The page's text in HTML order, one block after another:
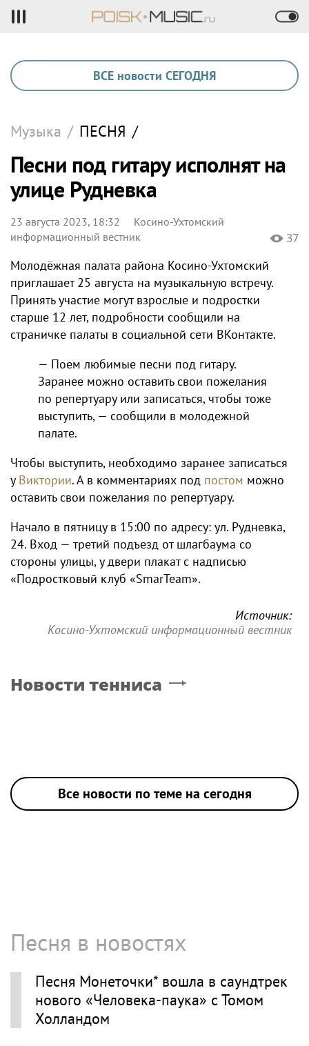
ВСЕ новости СЕГОДНЯ
Музыка / ПЕСНЯ /
Песни под гитару исполнят на
улице Рудневка
23 августа 2023, 18:32
Косино-Ухтомский
информационный вестник
37
Молодёжная палата района Косино-Ухтомский
приглашает 25 августа на музыкальную встречу.
Принять участие могут взрослые и подростки
старше 12 лет, подробности сообщили на
страничке палаты в социальной сети ВКонтакте.
— Поем любимые песни под гитару.
Заранее можно оставить свои пожелания
по репертуару или записаться, чтобы тоже
выступить, — сообщили в молодежной
палате.
Чтобы выступить, необходимо заранее записаться
у Виктории. А в комментариях под постом можно
оставить свои пожелания по репертуару.
Начало в пятницу в 15:00 по адресу: ул. Рудневка,
24. Вход — третий подъезд от шлагбаума со
стороны улицы, у двери плакат с надписью
«Подростковый клуб «SmarTeam».
Источник:
Косино-Ухтомский информационный вестник
Новости тенниса
Все новости по теме на сегодня
Песня в новостях
Песня Монеточки* вошла в саундтрек
нового «Человека-паука» с Томом
Холландом